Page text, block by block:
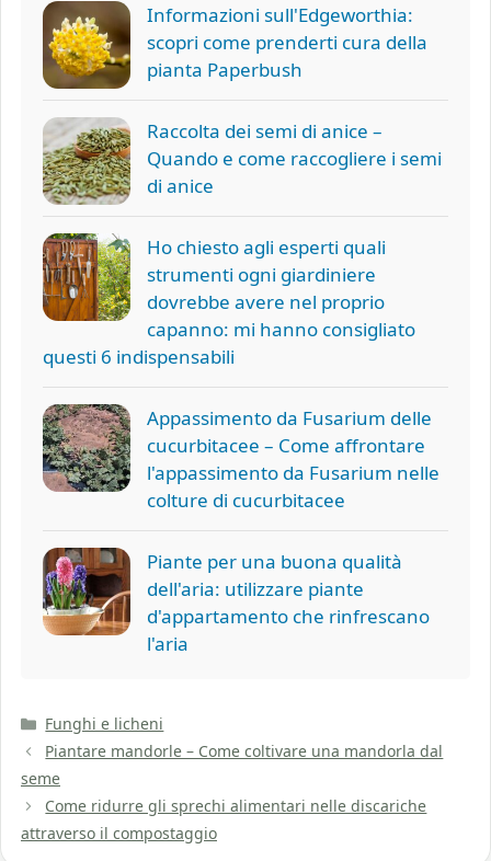
Informazioni sull'Edgeworthia:
scopri come prenderti cura della
pianta Paperbush
Raccolta dei semi di anice –
Quando e come raccogliere i semi
di anice
Ho chiesto agli esperti quali
strumenti ogni giardiniere
dovrebbe avere nel proprio
capanno: mi hanno consigliato
questi 6 indispensabili
Appassimento da Fusarium delle
cucurbitacee – Come affrontare
l'appassimento da Fusarium nelle
colture di cucurbitacee
Piante per una buona qualità
dell'aria: utilizzare piante
d'appartamento che rinfrescano
l'aria
Categorie
Funghi e licheni
Piantare mandorle – Come coltivare una mandorla dal
seme
Come ridurre gli sprechi alimentari nelle discariche
attraverso il compostaggio